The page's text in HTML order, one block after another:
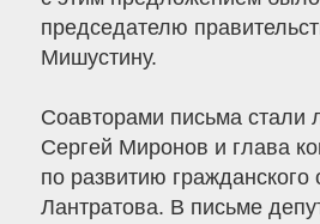
председателю
Мишустину.
Соавторами письма стали
Сергей Миронов и глава
по развитию
Лантратова. В письме